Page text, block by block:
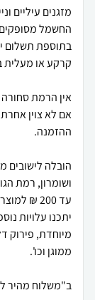
בתוספת תשלום
הובלה לישובים
יתכנו עלויות
מיוחדת, פירוק